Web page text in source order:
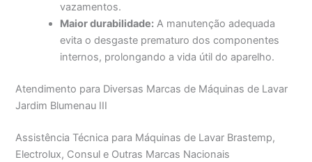
vazamentos.
Maior durabilidade: A manutenção adequada
evita o desgaste prematuro dos componentes
internos, prolongando a vida útil do aparelho.
Atendimento para Diversas Marcas de Máquinas de Lavar
Jardim Blumenau III
Assistência Técnica para Máquinas de Lavar Brastemp,
Electrolux, Consul e Outras Marcas Nacionais